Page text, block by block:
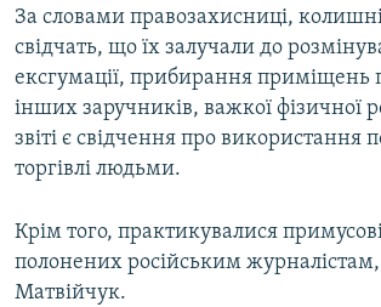
За словами правозахисниці,
свідчать, що їх залучали до
ексгумації, прибирання приміщень
інших заручників, важкої фізичної
звіті є свідчення про використання
торгівлі людьми.
Крім того, практикувалися
полонених російським
Матвійчук.